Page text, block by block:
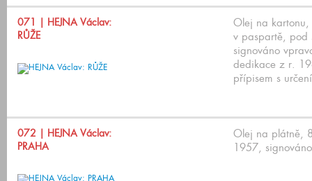
071 | HEJNA Václav:
RŮŽE
Olej na
v paspartě, pod
signováno
dedikace z r.
přípisem s
072 | HEJNA Václav:
PRAHA
Olej na plátně,
1957,